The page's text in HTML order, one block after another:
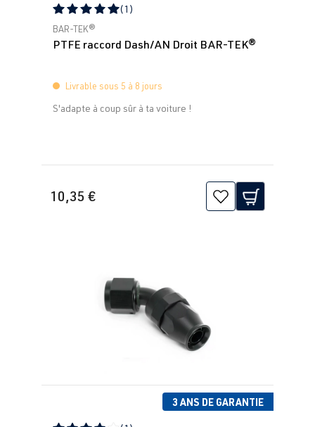
Note moyenne de 5 sur 5 étoiles
(1)
BAR-TEK®
PTFE raccord Dash/AN Droit BAR-TEK®
Livrable sous 5 à 8 jours
S'adapte à coup sûr à ta voiture !
10,35 €
3 ANS DE GARANTIE